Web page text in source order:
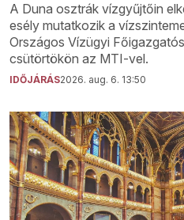
A Duna osztrák vízgyűjtőin
esély mutatkozik a
Országos Vízügyi
csütörtökön az MTI-vel.
IDŐJÁRÁS2026. aug. 6. 13:50